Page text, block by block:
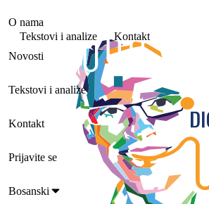
O nama
Novosti
Tekstovi i analize
Kontakt
Prijavite se
Bosanski
Tekstovi i analize Kontakt